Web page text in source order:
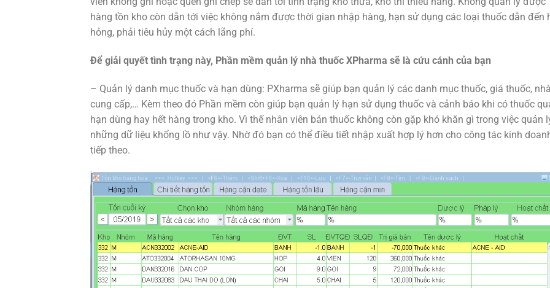
hàng tồn kho còn dẫn tới việc không nắm được thời gian nhập hàng, hạn sử dụng các loại thuốc dẫn đến
hỏng, phải tiêu hủy một cách lãng phí.
Để giải quyết tình trạng này, Phần mềm quản lý nhà thuốc XPharma sẽ là cứu cánh của bạn
– Quản lý danh mục thuốc và hạn dùng: PXharma sẽ giúp bạn quản lý các danh mục thuốc, giá thuốc,
cung cấp,… Kèm theo đó Phần mềm còn giúp bạn quản lý hạn sử dụng thuốc và cảnh báo khi có thuốc
hạn dùng hay hết hàng trong kho. Vì thế nhân viên bán thuốc không còn gặp khó khăn gì trong việc quản
những dữ liệu khổng lồ như vậy. Nhờ đó bạn có thể điều tiết nhập xuất hợp lý hơn cho công tác kinh
tiếp theo.